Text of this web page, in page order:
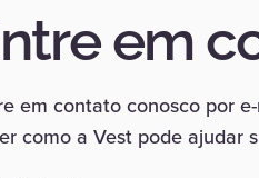
em
em contato conosco por
como a Vest pode ajudar